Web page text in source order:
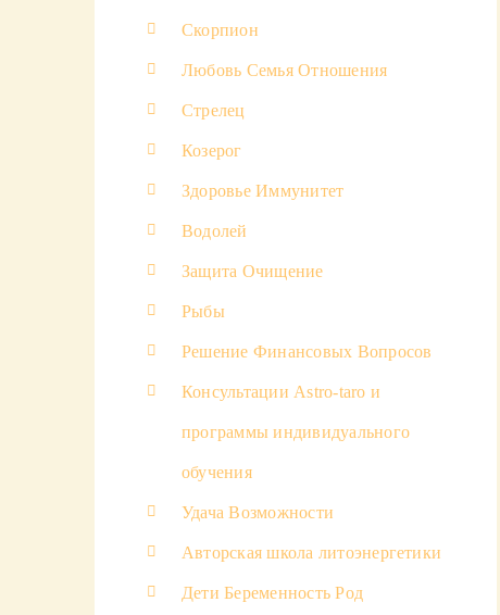
Скорпион
Любовь Семья Отношения
Стрелец
Козерог
Здоровье Иммунитет
Водолей
Защита Очищение
Рыбы
Решение Финансовых Вопросов
Консультации Astro-taro и
программы индивидуального
обучения
Удача Возможности
Авторская школа литоэнергетики
Дети Беременность Род